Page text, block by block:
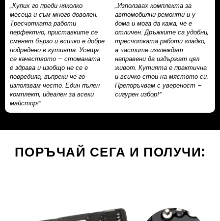
„Купих го преди няколко
месеца и съм много доволен.
Тресчотката работи
перфектно, приставките се
сменят бързо и всичко е добре
подредено в кутията. Усеща
се качеството – стоманата
е здрава и изобщо не се е
повредила, въпреки че го
използвам често. Един пълен
комплект, идеален за всеки
майстор!“
„Използвах комплекта за
автомобилни ремонти и у
дома и мога да кажа, че е
отличен. Дръжките са удобни,
тресчотката работи гладко,
а частите изглеждат
направени да издържат цял
живот. Кутията е практична
и всичко стои на мястото си.
Препоръчвам с увереност –
сигурен избор!“
ПОРЪЧАЙ СЕГА И ПОЛУЧИ: